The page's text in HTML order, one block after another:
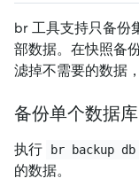
br 工具支持只备份
部数据。在快照备
滤掉不需要的数据
备份单个数据
执行 br backup db
的数据。